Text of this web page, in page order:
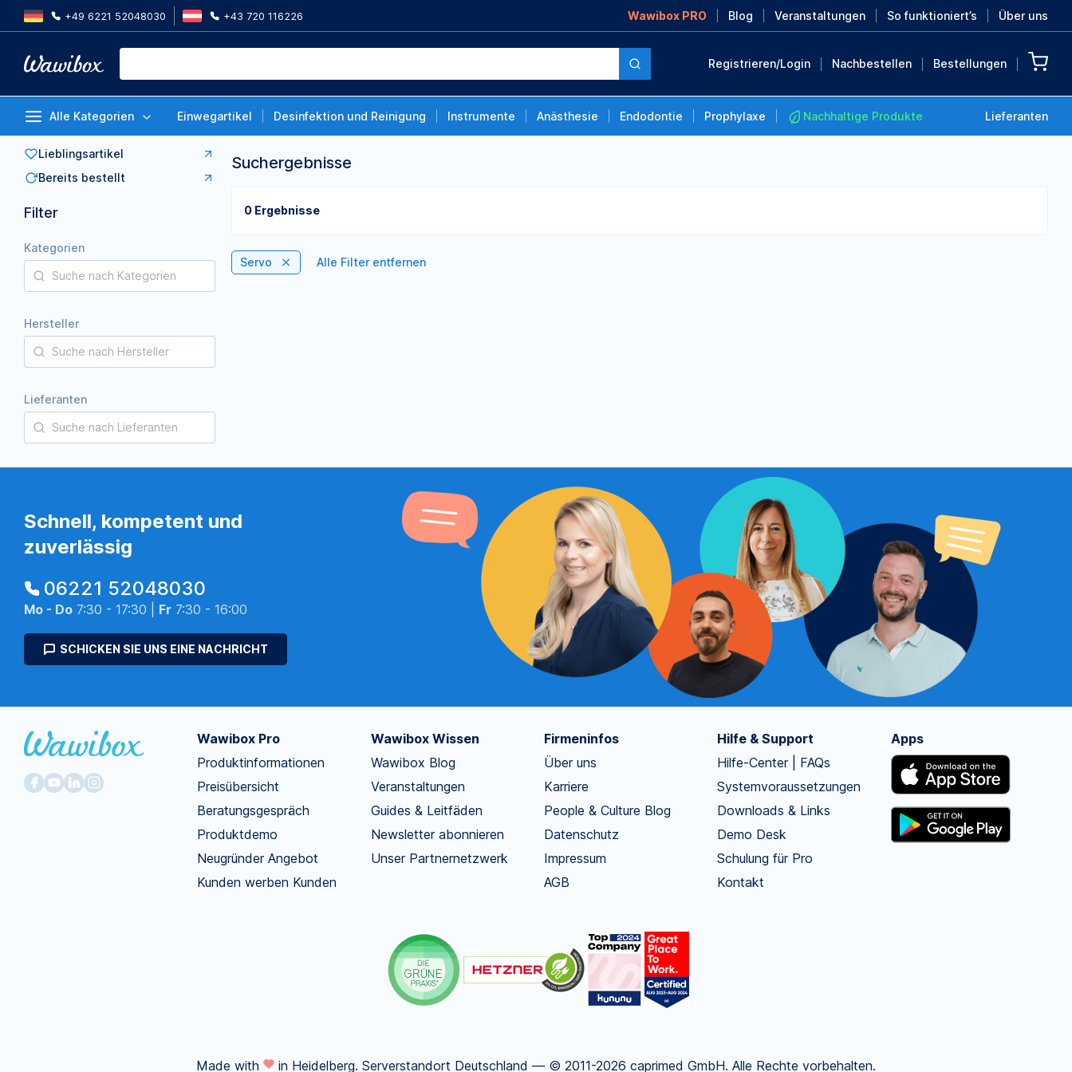
+49 6221 52048030 +43 720 116226 Wawibox PRO Blog Veranstaltungen So funktioniert’s Über uns
Registrieren/Login Nachbestellen Bestellungen
Alle Kategorien Einwegartikel Desinfektion und Reinigung Instrumente Anästhesie Endodontie Prophylaxe Nachhaltige Produkte Lieferanten
Lieblingsartikel
Bereits bestellt
Filter
Kategorien
Hersteller
Lieferanten
Suchergebnisse
0 Ergebnisse
Servo Alle Filter entfernen
Schnell, kompetent und
zuverlässig
06221 52048030
Mo - Do 7:30 - 17:30 | Fr 7:30 - 16:00
SCHICKEN SIE UNS EINE NACHRICHT
Wawibox Pro
Produktinformationen
Preisübersicht
Beratungsgespräch
Produktdemo
Neugründer Angebot
Kunden werben Kunden
Wawibox Wissen
Wawibox Blog
Veranstaltungen
Guides & Leitfäden
Newsletter abonnieren
Unser Partnernetzwerk
Firmeninfos
Über uns
Karriere
People & Culture Blog
Datenschutz
Impressum
AGB
Hilfe & Support
Hilfe-Center | FAQs
Systemvoraussetzungen
Downloads & Links
Demo Desk
Schulung für Pro
Kontakt
Apps
Made with in Heidelberg. Serverstandort Deutschland — © 2011-2026 caprimed GmbH. Alle Rechte vorbehalten.